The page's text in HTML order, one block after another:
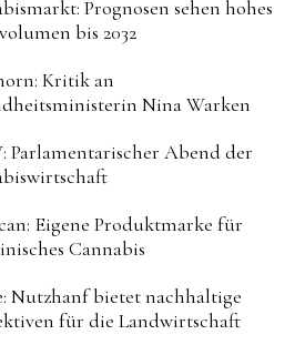
Prognosen sehen hohes
bis 2032
Kritik an
Nina Warken
Parlamentarischer Abend der
Eigene Produktmarke für
Cannabis
Nutzhanf bietet nachhaltige
für die Landwirtschaft